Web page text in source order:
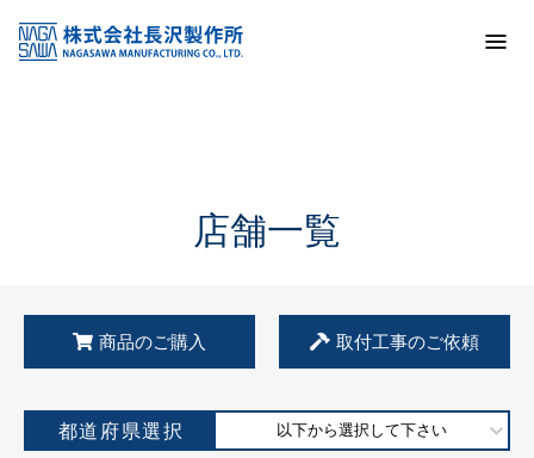
KSS加盟店・取扱店情報
店舗一覧
店舗一覧
商品のご購入 取付工事のご依頼
都道府県選択 以下から選択して下さい